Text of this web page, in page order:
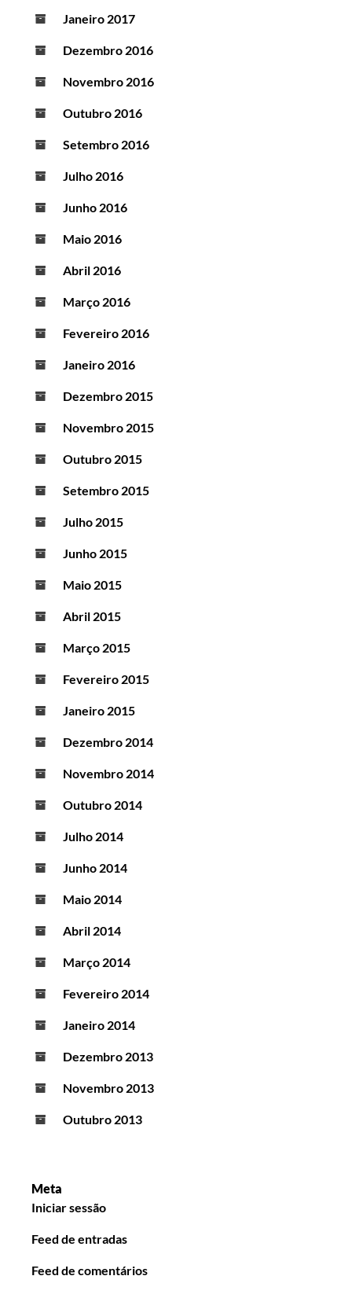
Janeiro 2017
Dezembro 2016
Novembro 2016
Outubro 2016
Setembro 2016
Julho 2016
Junho 2016
Maio 2016
Abril 2016
Março 2016
Fevereiro 2016
Janeiro 2016
Dezembro 2015
Novembro 2015
Outubro 2015
Setembro 2015
Julho 2015
Junho 2015
Maio 2015
Abril 2015
Março 2015
Fevereiro 2015
Janeiro 2015
Dezembro 2014
Novembro 2014
Outubro 2014
Julho 2014
Junho 2014
Maio 2014
Abril 2014
Março 2014
Fevereiro 2014
Janeiro 2014
Dezembro 2013
Novembro 2013
Outubro 2013
Meta
Iniciar sessão
Feed de entradas
Feed de comentários